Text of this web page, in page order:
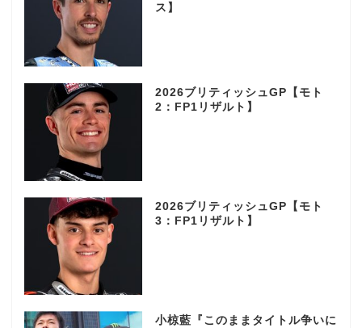
ス】
2026ブリティッシュGP【モト
2：FP1リザルト】
2026ブリティッシュGP【モト
3：FP1リザルト】
小椋藍『このままタイトル争いに